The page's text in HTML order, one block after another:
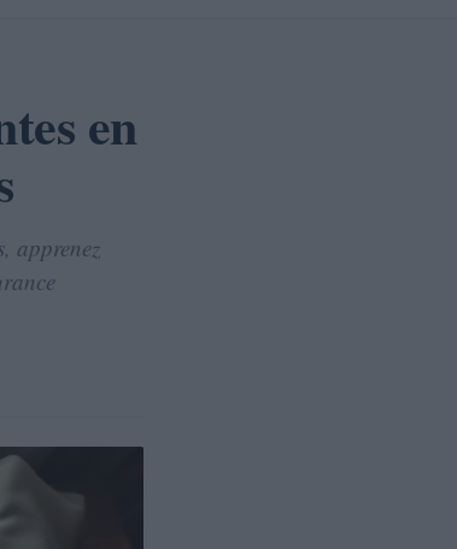
en
apprenez